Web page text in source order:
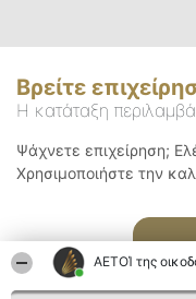
ΑΕΤΟΊ της
Βρείτε
Η κατάταξη
Ψάχνετε επιχείρηση;
Χρησιμοποιήστε την